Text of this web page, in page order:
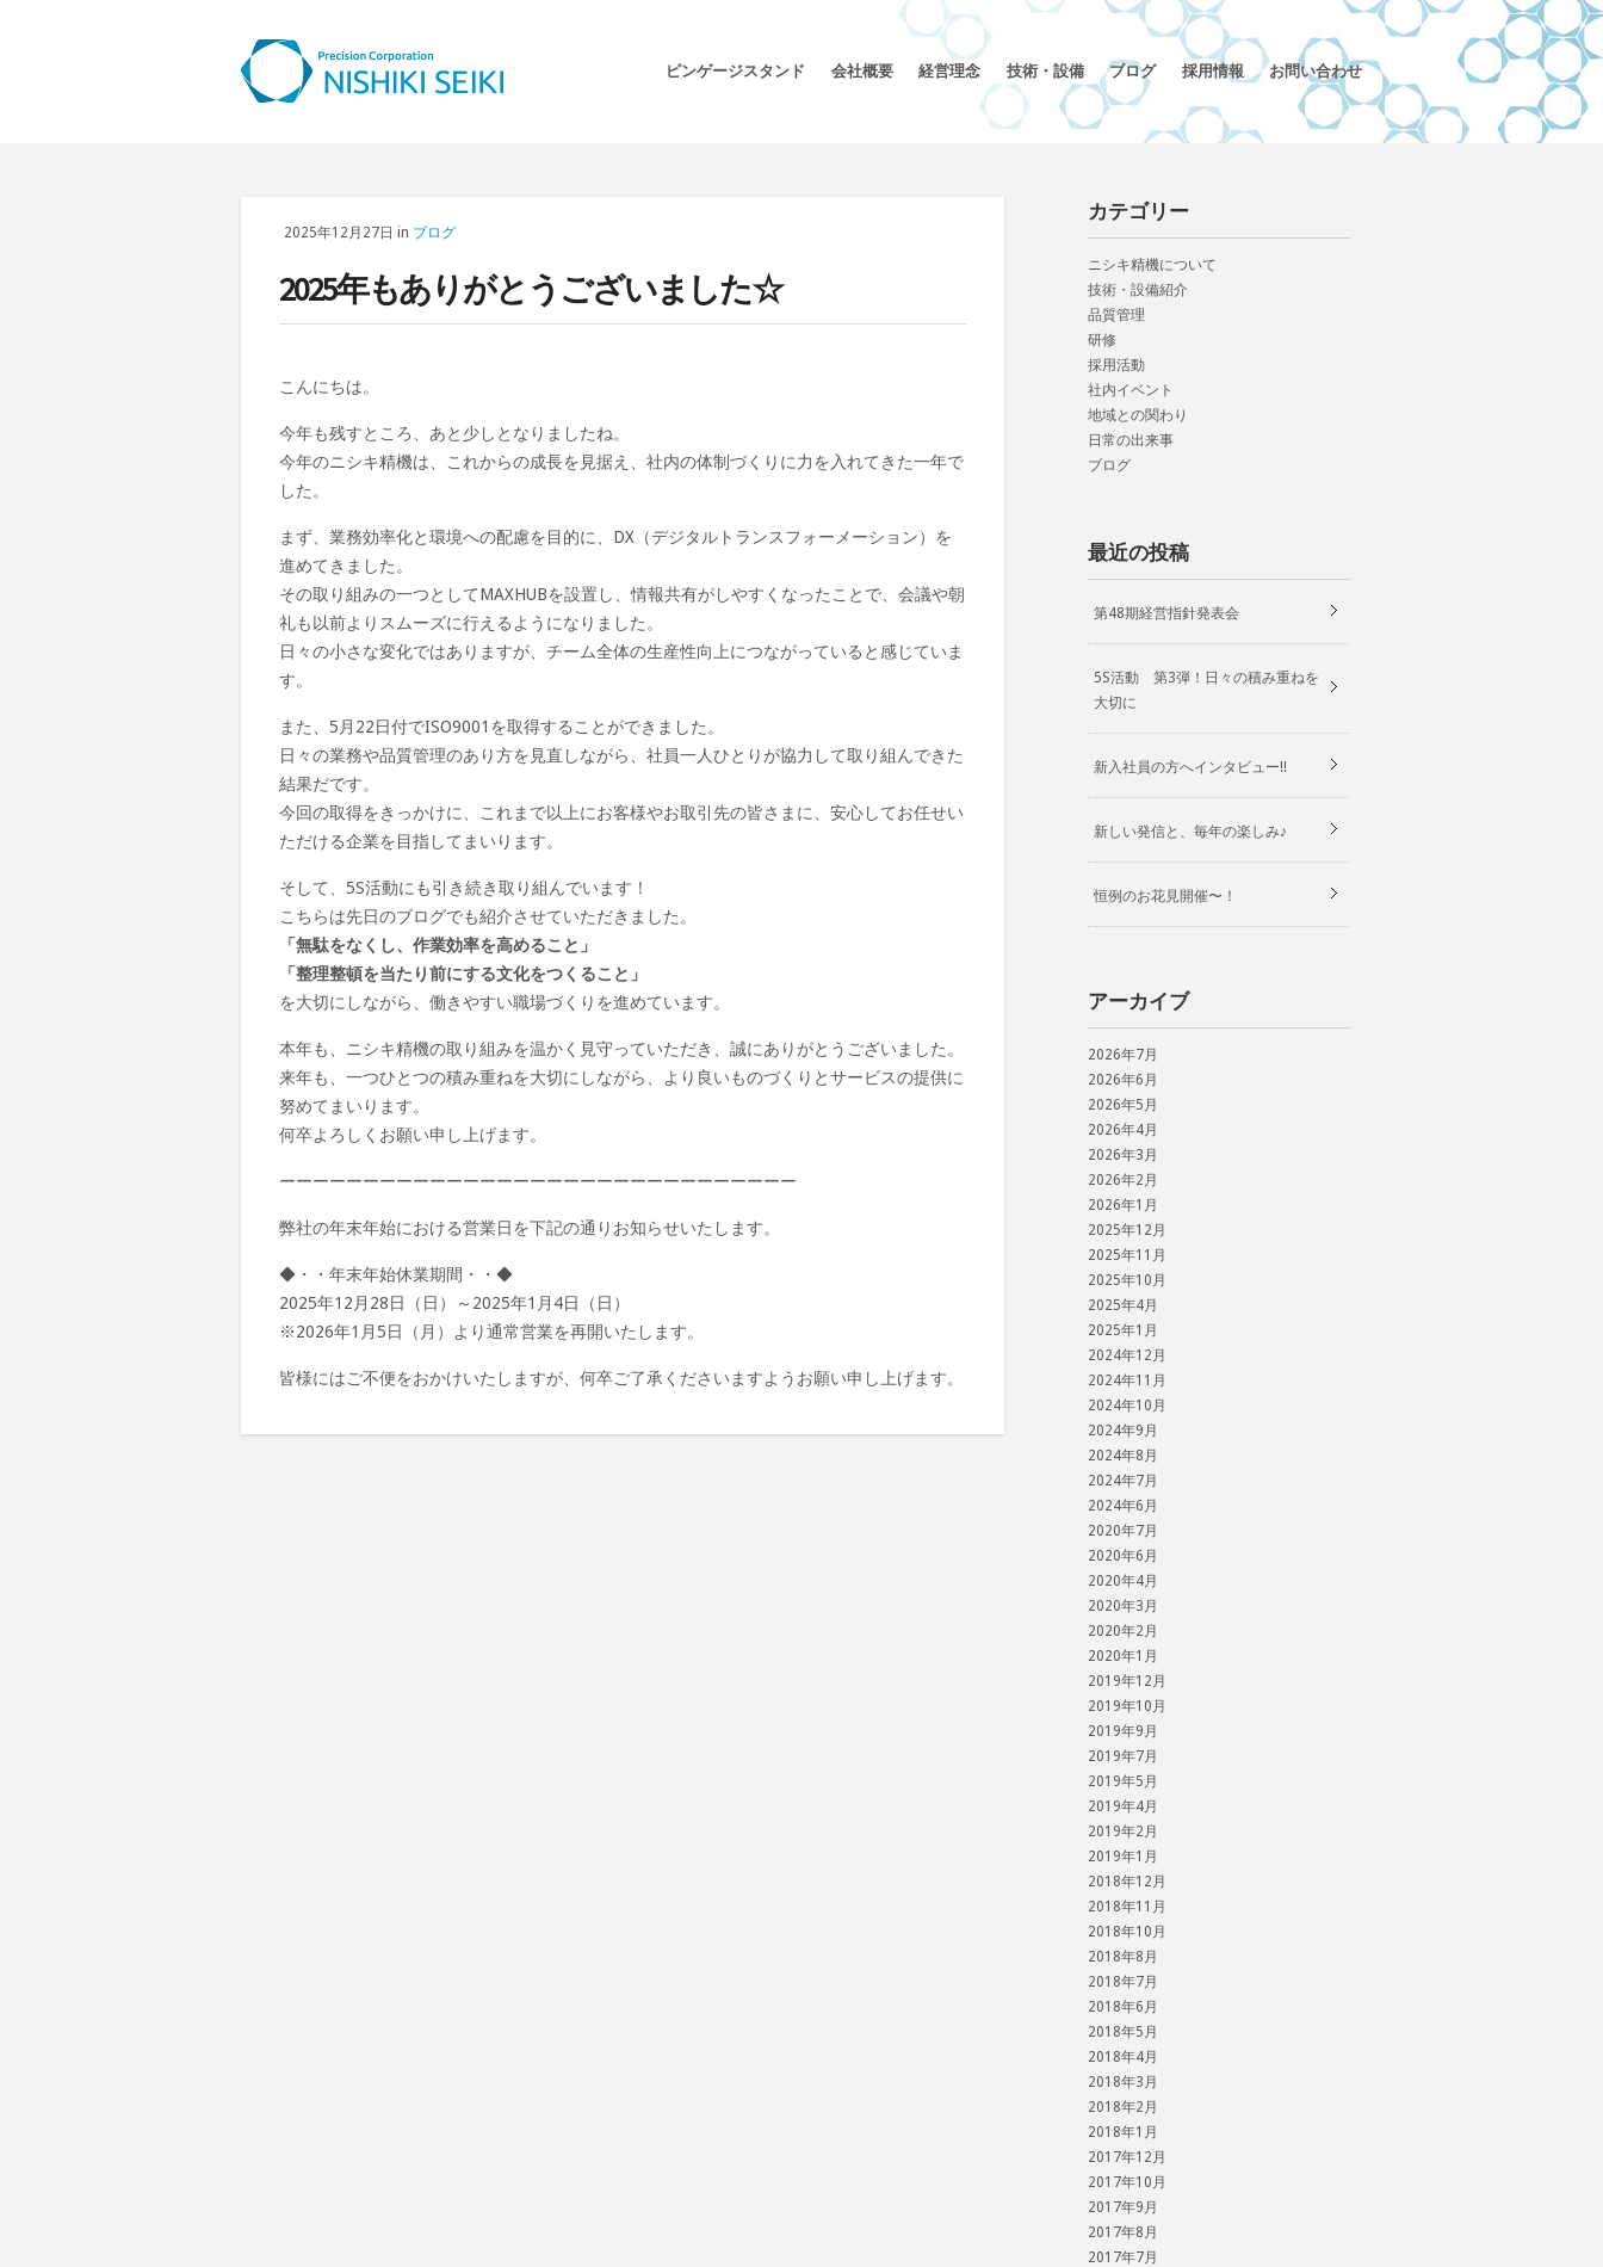
ピンゲージスタンド 会社概要 経営理念 技術・設備 ブログ 採用情報 お問い合わせ
2025年12月27日 in ブログ
2025年もありがとうございました☆
こんにちは。
今年も残すところ、あと少しとなりましたね。
今年のニシキ精機は、これからの成長を見据え、社内の体制づくりに力を入れてきた一年で
した。
まず、業務効率化と環境への配慮を目的に、 DX（デジタルトランスフォーメーション）を
進めてきました。
その取り組みの一つとしてMAXHUBを設置 し、情報共有がしやすくなったことで、会議や朝
礼も以前よりスムーズに行えるようになりました。
日々の小さな変化ではありますが、チーム全体の生産性向上につながっていると感じていま
す。
また、 5月22日付でISO9001を取得することができました。
日々の業務や品質管理のあり方を見直しながら、社員一人ひとりが協力して取り組んできた
結果だです。
今回の取得をきっかけに、これまで以上にお客様やお取引先の皆さまに、安心してお任せい
ただける企業を目指してまいります。
そして、 5S活動にも引き続き取り組んでいます！
こちらは先日のブログでも紹介させていただきました。
「無駄をなくし、作業効率を高めること」
「整理整頓を当たり前にする文化をつくること」
を大切にしながら、働きやすい職場づくりを進めています。
本年も、ニシキ精機の取り組みを温かく見守っていただき、誠にありがとうございました。
来年も、一つひとつの積み重ねを大切にしながら、より良いものづくりとサービスの提供に
努めてまいります。
何卒よろしくお願い申し上げます。
ーーーーーーーーーーーーーーーーーーーーーーーーーーーーーーー
弊社の年末年始における営業日を下記の通りお知らせいたします。
◆・・年末年始休業期間・・◆
2025年12月28日（日）～2025年1月4日（日）
※2026年1月5日（月）より通常営業を再開いたします。
皆様にはご不便をおかけいたしますが、何卒ご了承くださいますようお願い申し上げます。
カテゴリー
ニシキ精機について
技術・設備紹介
品質管理
研修
採用活動
社内イベント
地域との関わり
日常の出来事
ブログ
最近の投稿
第48期経営指針発表会
5S活動 第3弾！日々の積み重ねを
大切に
新入社員の方へインタビュー!!
新しい発信と、毎年の楽しみ♪
恒例のお花見開催〜！
アーカイブ
2026年7月
2026年6月
2026年5月
2026年4月
2026年3月
2026年2月
2026年1月
2025年12月
2025年11月
2025年10月
2025年4月
2025年1月
2024年12月
2024年11月
2024年10月
2024年9月
2024年8月
2024年7月
2024年6月
2020年7月
2020年6月
2020年4月
2020年3月
2020年2月
2020年1月
2019年12月
2019年10月
2019年9月
2019年7月
2019年5月
2019年4月
2019年2月
2019年1月
2018年12月
2018年11月
2018年10月
2018年8月
2018年7月
2018年6月
2018年5月
2018年4月
2018年3月
2018年2月
2018年1月
2017年12月
2017年10月
2017年9月
2017年8月
2017年7月